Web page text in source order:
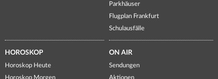
Parkhäuser
Flugplan Frankfurt
Schulausfälle
HOROSKOP
Horoskop Heute
Horoskop Morgen
ON AIR
Sendungen
Aktionen